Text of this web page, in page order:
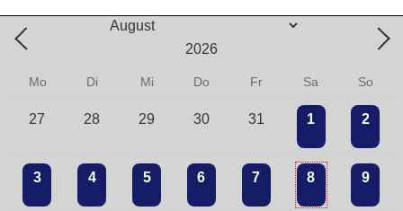
Mo Di Mi Do Fr Sa So
27 28 29 30 31 1 2
3 4 5 6 7 8 9